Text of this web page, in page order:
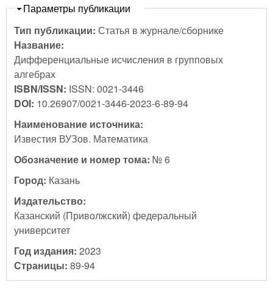
Скрыть
Параметры публикации
Тип публикации: Статья в журнале/сборнике
Название:
Дифференциальные исчисления в групповых
алгебрах
ISBN/ISSN: ISSN: 0021-3446
DOI: 10.26907/0021-3446-2023-6-89-94
Наименование источника:
Известия ВУЗов. Математика
Обозначение и номер тома: № 6
Город: Казань
Издательство:
Казанский (Приволжский) федеральный
университет
Год издания: 2023
Страницы: 89-94